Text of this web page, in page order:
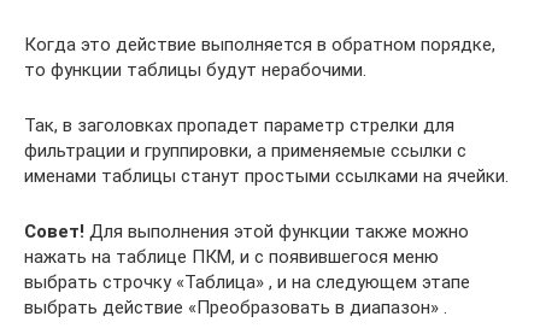
Когда это действие выполняется в обратном порядке,
то функции таблицы будут нерабочими.
Так, в заголовках пропадет параметр стрелки для
фильтрации и группировки, а применяемые ссылки с
именами таблицы станут простыми ссылками на ячейки.
Совет! Для выполнения этой функции также можно
нажать на таблице ПКМ, и с появившегося меню
выбрать строчку «Таблица» , и на следующем этапе
выбрать действие «Преобразовать в диапазон» .